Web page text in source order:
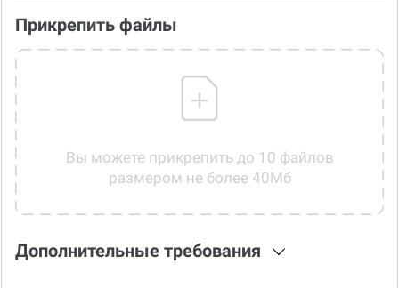
Прикрепить файлы
Вы можете прикрепить до 10 файлов
размером не более 40Мб
Дополнительные требования